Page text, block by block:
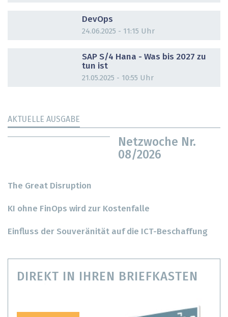
DevOps
24.06.2025 - 11:15 Uhr
SAP S/4 Hana - Was bis 2027 zu
tun ist
21.05.2025 - 10:55 Uhr
AKTUELLE AUSGABE
Netzwoche Nr.
08/2026
The Great Disruption
KI ohne FinOps wird zur Kostenfalle
Einfluss der Souveränität auf die ICT-Beschaffung
DIREKT IN IHREN BRIEFKASTEN